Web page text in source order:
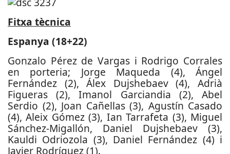
Fitxa tècnica
Espanya (18+22)
Gonzalo Pérez de Vargas i Rodrigo Corrales
en porteria; Jorge Maqueda (4), Ángel
Fernández (2), Álex Dujshebaev (4), Adrià
Figueras (2), Imanol Garciandia (2), Abel
Serdio (2), Joan Cañellas (3), Agustín Casado
(4), Aleix Gómez (3), Ian Tarrafeta (3), Miguel
Sánchez-Migallón, Daniel Dujshebaev (3),
Kauldi Odriozola (3), Daniel Fernández (4) i
Javier Rodríguez (1).